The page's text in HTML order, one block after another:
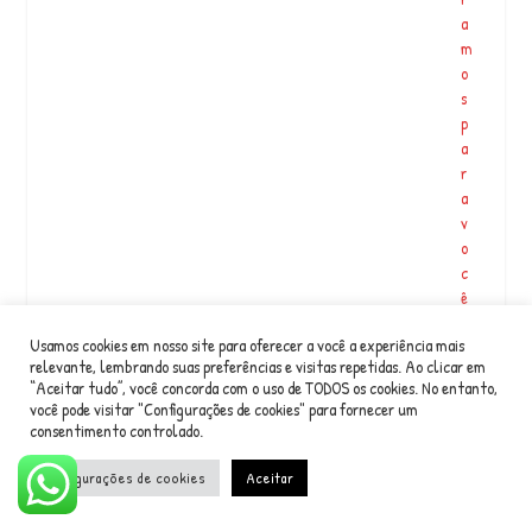
a
m
o
s
p
a
r
a
v
o
c
ê
m
e
n
Usamos cookies em nosso site para oferecer a você a experiência mais
relevante, lembrando suas preferências e visitas repetidas. Ao clicar em
“Aceitar tudo”, você concorda com o uso de TODOS os cookies. No entanto,
você pode visitar "Configurações de cookies" para fornecer um
consentimento controlado.
Configurações de cookies Aceitar